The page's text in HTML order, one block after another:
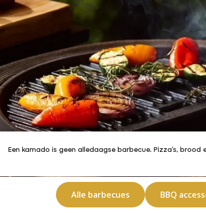
Een kamado is geen alledaagse barbecue. Pizza’s,
Alle barbecues BBQ